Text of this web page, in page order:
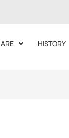
HISTORY